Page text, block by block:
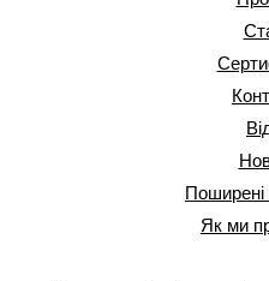
Поширені
Як ми